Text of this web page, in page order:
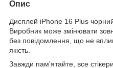
Опис
Дисплей iPhone 16 Plus
Виробник може змінювати
без повідомлення, що не
якість.
Завжди пам'ятайте, все